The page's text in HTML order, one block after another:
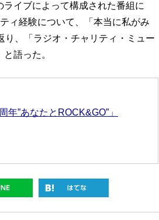
イブによって構成された番組に
ィ経験について、「本当に私がみ
、「ラジオ・チャリティ・ミュー
語った。
”あなたとROCK&GO”」